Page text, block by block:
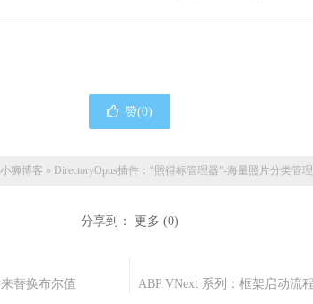
赞(0)
小狮博客 » DirectoryOpus插件：“照得标管理器”-海量照片分类管
分享到： 更多 (0)
替换布尔值
ABP VNext 系列：框架启动流